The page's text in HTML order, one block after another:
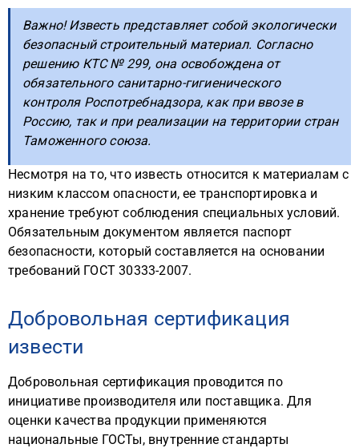
Важно! Известь представляет собой экологически
безопасный строительный материал. Согласно
решению КТС № 299, она освобождена от
обязательного санитарно-гигиенического
контроля Роспотребнадзора, как при ввозе в
Россию, так и при реализации на территории стран
Таможенного союза.
Несмотря на то, что известь относится к материалам с
низким классом опасности, ее транспортировка и
хранение требуют соблюдения специальных условий.
Обязательным документом является паспорт
безопасности, который составляется на основании
требований ГОСТ 30333-2007.
Добровольная сертификация
извести
Добровольная сертификация проводится по
инициативе производителя или поставщика. Для
оценки качества продукции применяются
национальные ГОСТы, внутренние стандарты